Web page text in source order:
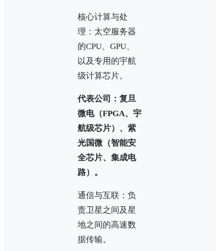
核心计算与处
理：太空服务器
的CPU、GPU、
以及专用的宇航
级计算芯片。
代表公司：复旦
微电（FPGA、宇
航级芯片）、紫
光国微（智能安
全芯片、集成电
路）。
通信与互联：负
责卫星之间及星
地之间的高速数
据传输。